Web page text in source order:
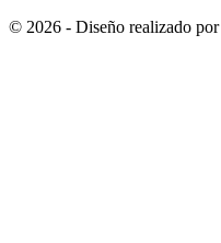
© 2026 - Diseño realizado por